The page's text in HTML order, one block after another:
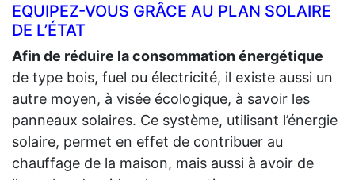
EQUIPEZ-VOUS GRÂCE AU PLAN SOLAIRE
DE L’ÉTAT
Afin de réduire la consommation énergétique
de type bois, fuel ou électricité, il existe aussi un
autre moyen, à visée écologique, à savoir les
panneaux solaires. Ce système, utilisant l’énergie
solaire, permet en effet de contribuer au
chauffage de la maison, mais aussi à avoir de